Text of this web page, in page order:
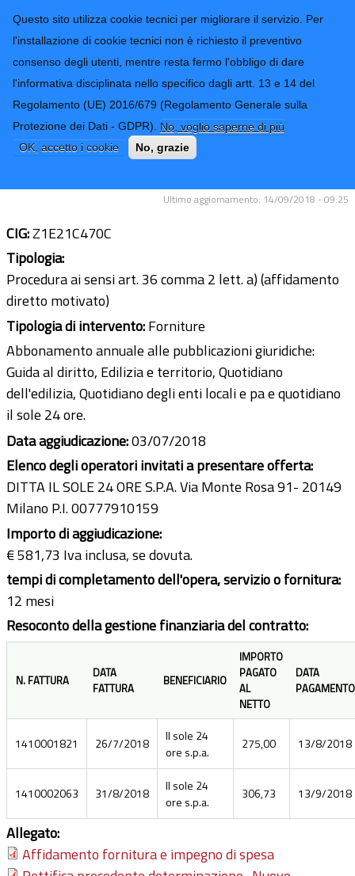
Questo sito utilizza cookie tecnici per migliorare il servizio. Per
l'installazione di cookie tecnici non è richiesto il preventivo
consenso degli utenti, mentre resta fermo l'obbligo di dare
l'informativa disciplinata nello specifico dagli artt. 13 e 14 del
Regolamento (UE) 2016/679 (Regolamento Generale sulla
Protezione dei Dati - GDPR). No, voglio saperne di più
OK, accetto i cookie
No, grazie
Provincia di
Imperia
CONTATTI-URP
TRASPARENZA
Form di ricerca
Abbonamento annuale a
pubblicazioni editoriali in formato
Ultimo aggiornamento: 14/09/2018 - 09:25
CIG:Z1E21C470C
Tipologia:
Procedura ai sensi art. 36 comma 2 lett. a) (affidamento
diretto motivato)
Tipologia di intervento:Forniture
Abbonamento annuale alle pubblicazioni giuridiche:
Guida al diritto, Edilizia e territorio, Quotidiano
dell'edilizia, Quotidiano degli enti locali e pa e quotidiano
il sole 24 ore.
Data aggiudicazione:03/07/2018
Elenco degli operatori invitati a presentare offerta:
DITTA IL SOLE 24 ORE S.P.A. Via Monte Rosa 91- 20149
Milano P.I. 00777910159
Importo di aggiudicazione:
€ 581,73 Iva inclusa, se dovuta.
tempi di completamento dell'opera, servizio o fornitura:
12 mesi
Resoconto della gestione finanziaria del contratto:
N. FATTURA
DATA
FATTURA
BENEFICIARIO
IMPORTO
PAGATO
AL
NETTO
DATA
PAGAMENTO
1410001821 26/7/2018
Il sole 24
ore s.p.a.
275,00 13/8/2018
1410002063 31/8/2018
Il sole 24
ore s.p.a.
306,73 13/9/2018
Allegato:
Affidamento fornitura e impegno di spesa